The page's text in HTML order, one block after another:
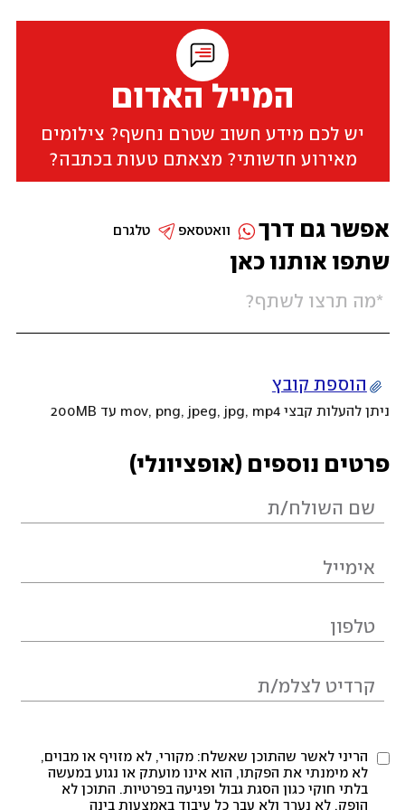
המייל האדום
יש לכם מידע חשוב שטרם נחשף? צילומים
מאירוע חדשותי? מצאתם טעות בכתבה?
שתפו אותנו כאן
הוספת קובץ
ניתן להעלות קבצי mov, png, jpeg, jpg, mp4 עד 200MB
פרטים נוספים (אופציונלי)
הריני לאשר שהתוכן שאשלח: מקורי, לא מזויף או מבוים,
לא מימנתי את הפקתו, הוא אינו מועתק או נגוע במעשה
בלתי חוקי כגון הסגת גבול ופגיעה בפרטיות. התוכן לא
הופק, לא נערך ולא עבר כל עיבוד באמצעות בינה
אפשר גם דרך טלגרם וואטסאפ